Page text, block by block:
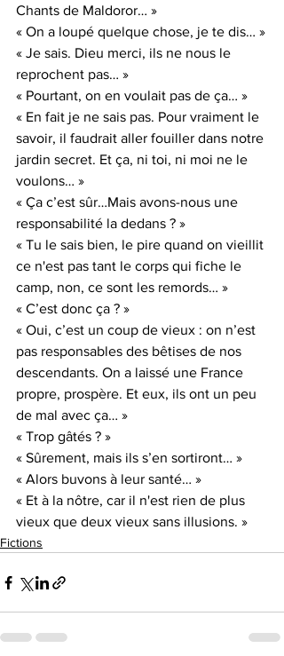
Chants de Maldoror… »
« On a loupé quelque chose, je te dis… »
« Je sais. Dieu merci, ils ne nous le
reprochent pas… »
« Pourtant, on en voulait pas de ça… »
« En fait je ne sais pas. Pour vraiment le
savoir, il faudrait aller fouiller dans notre
jardin secret. Et ça, ni toi, ni moi ne le
voulons… »
« Ça c’est sûr…Mais avons-nous une
responsabilité la dedans ? »
« Tu le sais bien, le pire quand on vieillit
ce n'est pas tant le corps qui fiche le
camp, non, ce sont les remords… »
« C’est donc ça ? »
« Oui, c’est un coup de vieux : on n’est
pas responsables des bêtises de nos
descendants. On a laissé une France
propre, prospère. Et eux, ils ont un peu
de mal avec ça… »
« Trop gâtés ? »
« Sûrement, mais ils s’en sortiront… »
« Alors buvons à leur santé… »
« Et à la nôtre, car il n'est rien de plus
vieux que deux vieux sans illusions. »
Fictions